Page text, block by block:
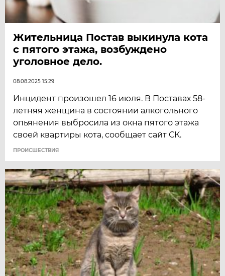
Жительница Постав выкинула кота
с пятого этажа, возбуждено
уголовное дело.
08.08.2025 15:29
Инцидент произошел 16 июля. В Поставах 58-
летняя женщина в состоянии алкогольного
опьянения выбросила из окна пятого этажа
своей квартиры кота, сообщает сайт СК.
ПРОИСШЕСТВИЯ